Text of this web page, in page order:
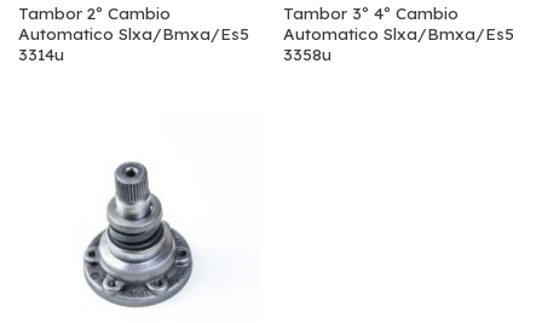
Tambor 2º Cambio
Automatico Slxa/Bmxa/Es5
3314u
Tambor 3º 4º Cambio
Automatico Slxa/Bmxa/Es5
3358u